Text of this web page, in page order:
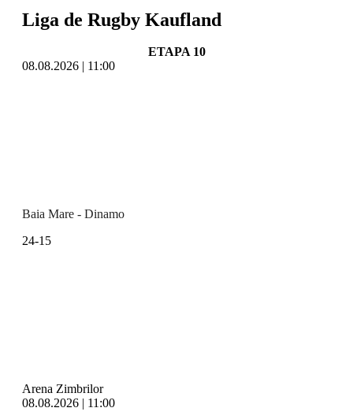
Liga de Rugby Kaufland
ETAPA 10
08.08.2026 | 11:00
Baia Mare - Dinamo
24-15
Arena Zimbrilor
08.08.2026 | 11:00